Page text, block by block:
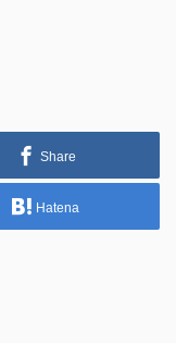
Share
Hatena